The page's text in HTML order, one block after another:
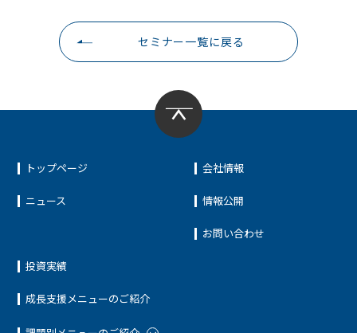
セミナー一覧に戻る
トップページ
ニュース
投資実績
成長支援メニューのご紹介
会社情報
情報公開
お問い合わせ